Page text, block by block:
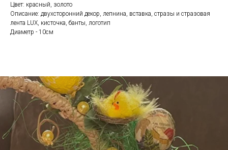
Цвет: красный, золото
Описание: двухсторонний декор, лепнина, вставка, стразы и стразовая
лента LUX, кисточка, банты, логотип
Диаметр - 10см